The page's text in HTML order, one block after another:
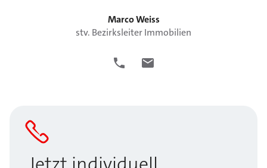
MarcoWeiss
stv. Bezirksleiter Immobilien